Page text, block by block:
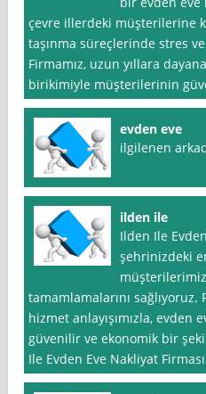
çevre illerdeki müşterilerine
taşınma süreçlerinde stres
Firmamız, uzun yıllara
birikimiyle müşterilerinin
evden eve
ilgilenen
ilden ile
Ilden Ile
şehrinizdeki
tamamlamalarını
hizmet anlayışımızla, evden
güvenilir ve ekonomik bir
Ile Evden Eve Nakliyat